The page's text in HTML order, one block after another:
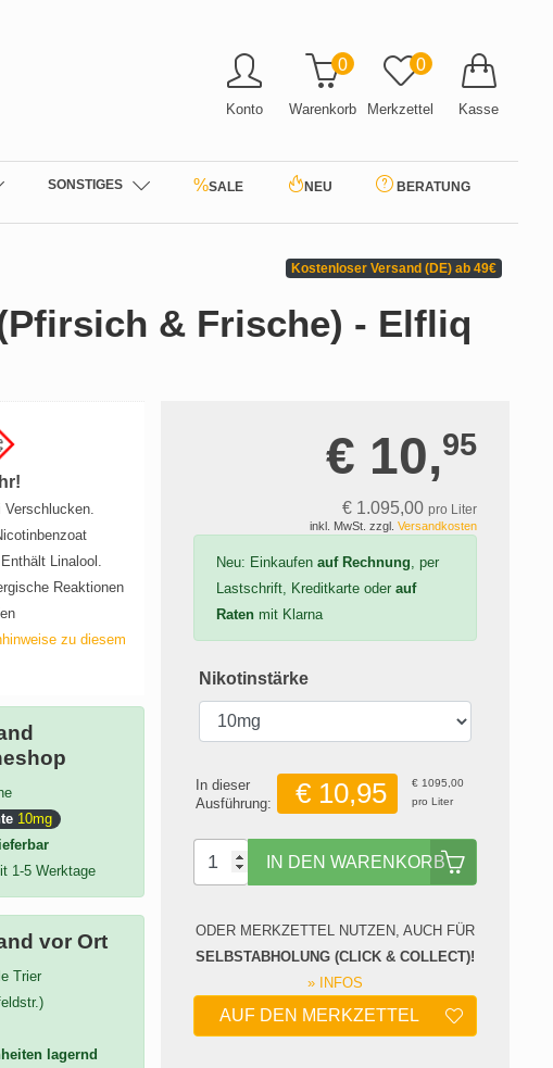
Konto Warenkorb
0
Merkzettel
0
Kasse
SONSTIGES %SALE NEU BERATUNG
Kostenloser Versand (DE) ab 49€
& Frische) - Elfliq
Verschlucken.
Linalool.
Reaktionen
zu diesem
10mg
1-5 Werktage
vor Ort
Trier
lagernd
€ 10,95
€ 1.095,00 pro Liter
inkl. MwSt. zzgl. Versandkosten
Neu: Einkaufen auf Rechnung, per
Lastschrift, Kreditkarte oder auf
Ratenmit Klarna
Nikotinstärke
In dieser
Ausführung:
€ 10,95
€ 1095,00
pro Liter
IN DEN WARENKORB
ODER MERKZETTEL NUTZEN, AUCH FÜR
SELBSTABHOLUNG (CLICK & COLLECT)!
» INFOS
AUF DEN MERKZETTEL